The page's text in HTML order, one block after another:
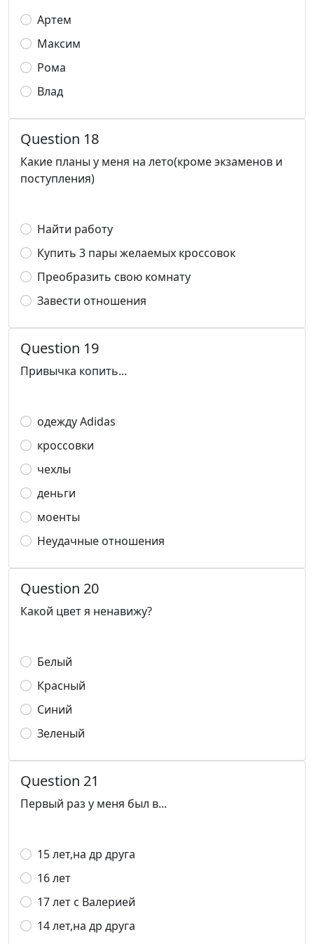
Артем
Максим
Рома
Влад
Question 18
Какие планы у меня на лето(кроме экзаменов и
поступления)
Найти работу
Купить 3 пары желаемых кроссовок
Преобразить свою комнату
Завести отношения
Question 19
Привычка копить...
одежду Adidas
кроссовки
чехлы
деньги
моенты
Неудачные отношения
Question 20
Какой цвет я ненавижу?
Белый
Красный
Синий
Зеленый
Question 21
Первый раз у меня был в...
15 лет,на др друга
16 лет
17 лет с Валерией
14 лет,на др друга